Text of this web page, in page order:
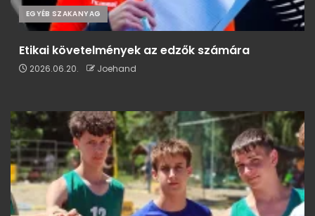
EGYÉB SZAKANYAG
Etikai követelmények az edzők számára
2026.06.20. Joehand